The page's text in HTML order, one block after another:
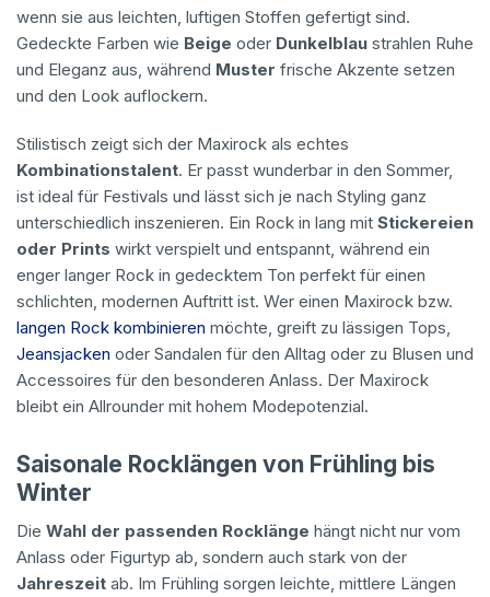
wenn sie aus leichten, luftigen Stoffen gefertigt sind.
Gedeckte Farben wie Beige oder Dunkelblau strahlen Ruhe
und Eleganz aus, während Muster frische Akzente setzen
und den Look auflockern.
Stilistisch zeigt sich der Maxirock als echtes
Kombinationstalent. Er passt wunderbar in den Sommer,
ist ideal für Festivals und lässt sich je nach Styling ganz
unterschiedlich inszenieren. Ein Rock in lang mit Stickereien
oder Prints wirkt verspielt und entspannt, während ein
enger langer Rock in gedecktem Ton perfekt für einen
schlichten, modernen Auftritt ist. Wer einen Maxirock bzw.
langen Rock kombinieren möchte, greift zu lässigen Tops,
Jeansjacken oder Sandalen für den Alltag oder zu Blusen und
Accessoires für den besonderen Anlass. Der Maxirock
bleibt ein Allrounder mit hohem Modepotenzial.
Saisonale Rocklängen von Frühling bis
Winter
Die Wahl der passenden Rocklänge hängt nicht nur vom
Anlass oder Figurtyp ab, sondern auch stark von der
Jahreszeit ab. Im Frühling sorgen leichte, mittlere Längen